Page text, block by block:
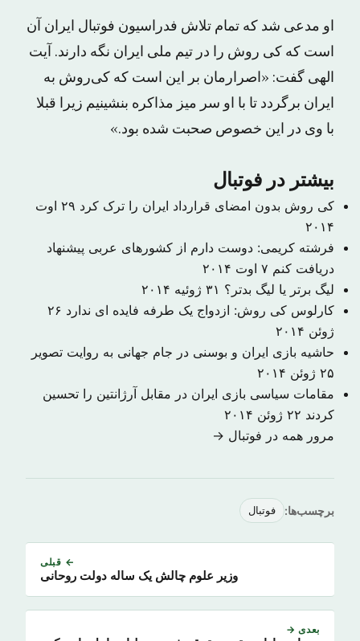
او مدعی شد که تمام تلاش فدراسیون فوتبال ایران آن
است که کی روش را در تیم ملی ایران نگه دارند. آیت
الهی گفت: «اصرارمان بر این است که کی‌روش به
ایران برگردد تا با او سر میز مذاکره بنشینیم زیرا قبلا
با وی در این خصوص صحبت شده بود.»
بیشتر در فوتبال
کی روش بدون امضای قرارداد ایران را ترک کرد
۲۹ اوت
۲۰۱۴
فرشته کریمی: دوست دارم از کشورهای عربی پیشنهاد
دریافت کنم ۷ اوت ۲۰۱۴
لیگ برتر یا لیگ بدتر؟ ۳۱ ژوئیه ۲۰۱۴
کارلوس کی روش: ازدواج یک طرفه فایده ای ندارد ۲۶
ژوئن ۲۰۱۴
حاشیه بازی ایران و بوسنی در جام جهانی به روایت تصویر
۲۵ ژوئن ۲۰۱۴
مقامات سیاسی بازی ایران در مقابل آرژانتین را تحسین
کردند ۲۲ ژوئن ۲۰۱۴
مرور همه در فوتبال →
برچسب‌ها: فوتبال
← قبلی
وزیر علوم چالش یک ساله دولت روحانی
بعدی →